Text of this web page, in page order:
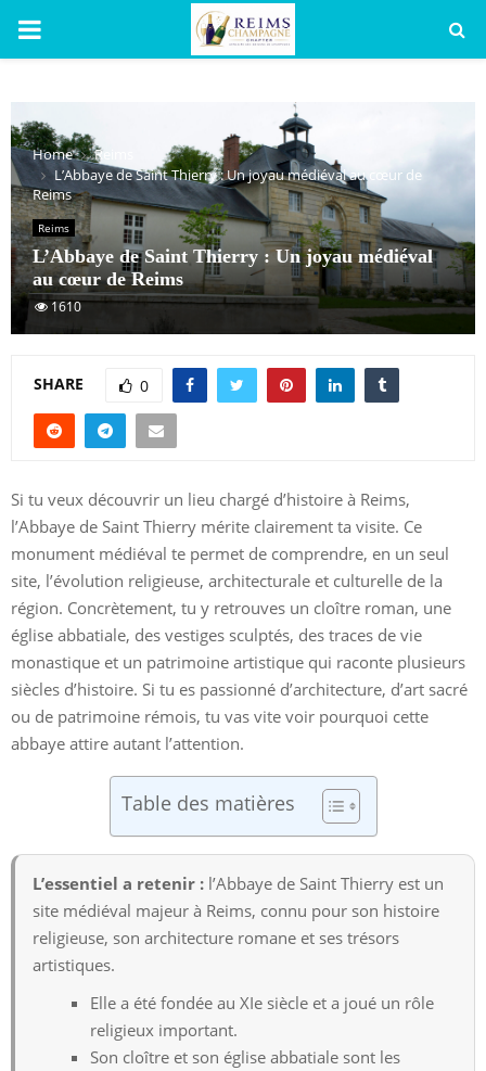
PRIMARY
Home
Reims
L’Abbaye de Saint Thierry : Un joyau médiéval au cœur de
Reims
Reims
L’Abbaye de Saint Thierry : Un joyau médiéval
au cœur de Reims
1610
SHARE 0
Si tu veux découvrir un lieu chargé d’histoire à Reims,
l’Abbaye de Saint Thierry mérite clairement ta visite. Ce
monument médiéval te permet de comprendre, en un seul
site, l’évolution religieuse, architecturale et culturelle de la
région. Concrètement, tu y retrouves un cloître roman, une
église abbatiale, des vestiges sculptés, des traces de vie
monastique et un patrimoine artistique qui raconte plusieurs
siècles d’histoire. Si tu es passionné d’architecture, d’art sacré
ou de patrimoine rémois, tu vas vite voir pourquoi cette
abbaye attire autant l’attention.
Table des matières
L’essentiel a retenir : l’Abbaye de Saint Thierry est un
site médiéval majeur à Reims, connu pour son histoire
religieuse, son architecture romane et ses trésors
artistiques.
Elle a été fondée au XIe siècle et a joué un rôle
religieux important.
Son cloître et son église abbatiale sont les